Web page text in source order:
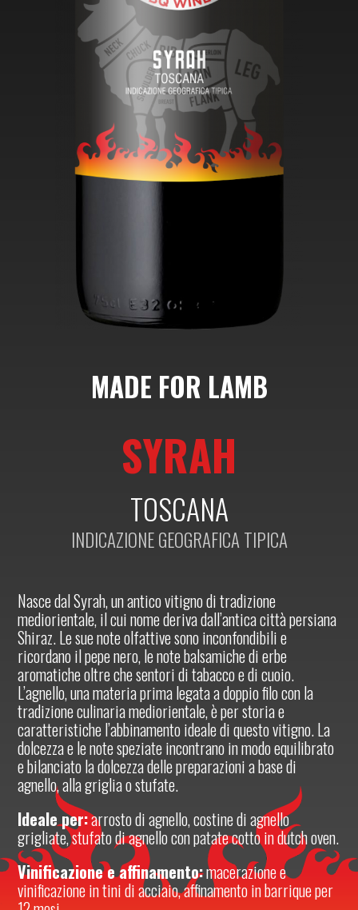
MADE FOR LAMB
SYRAH
TOSCANA
INDICAZIONE GEOGRAFICA TIPICA
Nasce dal Syrah, un antico vitigno di tradizione
mediorientale, il cui nome deriva dall’antica città persiana
Shiraz. Le sue note olfattive sono inconfondibili e
ricordano il pepe nero, le note balsamiche di erbe
aromatiche oltre che sentori di tabacco e di cuoio.
L’agnello, una materia prima legata a doppio filo con la
tradizione culinaria mediorientale, è per storia e
caratteristiche l’abbinamento ideale di questo vitigno. La
dolcezza e le note speziate incontrano in modo equilibrato
e bilanciato la dolcezza delle preparazioni a base di
agnello, alla griglia o stufate.
Ideale per:arrosto di agnello, costine di agnello
grigliate, stufato di agnello con patate cotto in dutch oven.
Vinificazione e affinamento:macerazione e
vinificazione in tini di acciaio, affinamento in barrique per